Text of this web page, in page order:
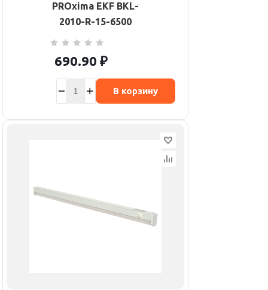
PROxima EKF BKL-
2010-R-15-6500
690.90 ₽
В корзину